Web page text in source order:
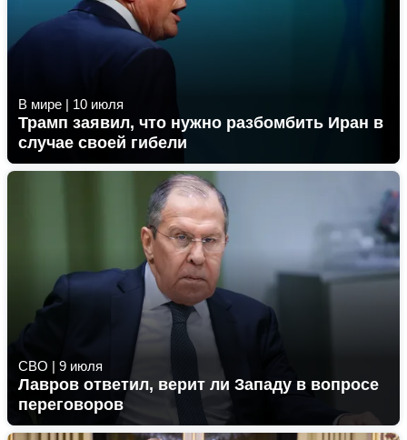
В мире | 10 июля
Трамп заявил, что нужно разбомбить Иран в
случае своей гибели
СВО | 9 июля
Лавров ответил, верит ли Западу в вопросе
переговоров